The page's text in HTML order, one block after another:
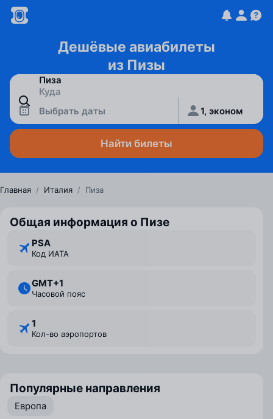
Дешёвые авиабилеты
из Пизы
Выбрать даты 1, эконом
Найти билеты
Главная / Италия / Пиза
Общая информация о Пизе
PSA
Код ИАТА
GMT+1
Часовой пояс
1
Кол-во аэропортов
Популярные направления
Европа